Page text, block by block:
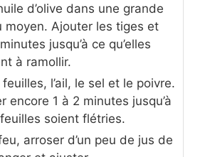
d’olive dans une grande
moyen. Ajouter les tiges et
jusqu’à ce qu’elles
à ramollir.
l’ail, le sel et le poivre.
encore 1 à 2 minutes jusqu’à
soient flétries.
arroser d’un peu de jus de